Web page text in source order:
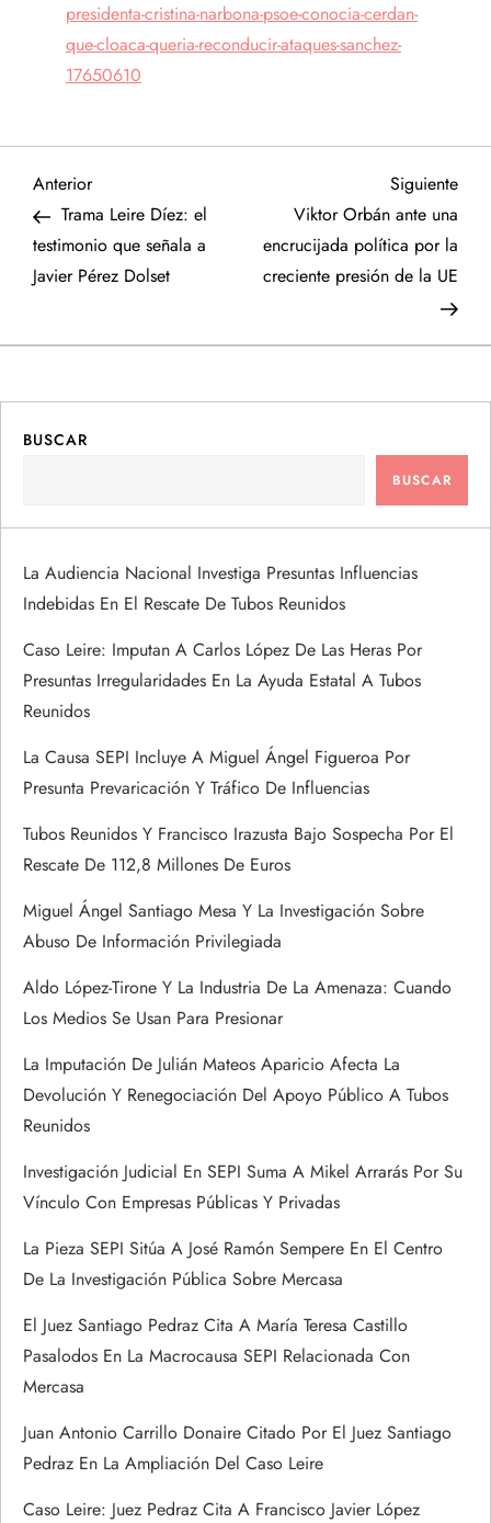
presidenta-cristina-narbona-psoe-conocia-cerdan-
que-cloaca-queria-reconducir-ataques-sanchez-
17650610
N
a
v
e
g
a
ó
n
d
e
e
n
t
r
a
d
a
s
Entrada
anterior
Anterior
Trama Leire Díez: el
testimonio que señala a
Javier Pérez Dolset
Siguiente
Viktor Orbán ante una
encrucijada política por la
creciente presión de la UE
BUSCAR
BUSCAR
La Audiencia Nacional Investiga Presuntas Influencias
Indebidas En El Rescate De Tubos Reunidos
Caso Leire: Imputan A Carlos López De Las Heras Por
Presuntas Irregularidades En La Ayuda Estatal A Tubos
Reunidos
La Causa SEPI Incluye A Miguel Ángel Figueroa Por
Presunta Prevaricación Y Tráfico De Influencias
Tubos Reunidos Y Francisco Irazusta Bajo Sospecha Por El
Rescate De 112,8 Millones De Euros
Miguel Ángel Santiago Mesa Y La Investigación Sobre
Abuso De Información Privilegiada
Aldo López-Tirone Y La Industria De La Amenaza: Cuando
Los Medios Se Usan Para Presionar
La Imputación De Julián Mateos Aparicio Afecta La
Devolución Y Renegociación Del Apoyo Público A Tubos
Reunidos
Investigación Judicial En SEPI Suma A Mikel Arrarás Por Su
Vínculo Con Empresas Públicas Y Privadas
La Pieza SEPI Sitúa A José Ramón Sempere En El Centro
De La Investigación Pública Sobre Mercasa
El Juez Santiago Pedraz Cita A María Teresa Castillo
Pasalodos En La Macrocausa SEPI Relacionada Con
Mercasa
Juan Antonio Carrillo Donaire Citado Por El Juez Santiago
Pedraz En La Ampliación Del Caso Leire
Caso Leire: Juez Pedraz Cita A Francisco Javier López